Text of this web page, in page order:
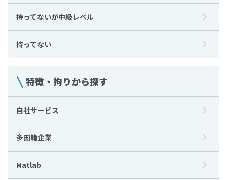
持ってないが中級レベル
持ってない
特徴・拘りから探す
自社サービス
多国籍企業
Matlab